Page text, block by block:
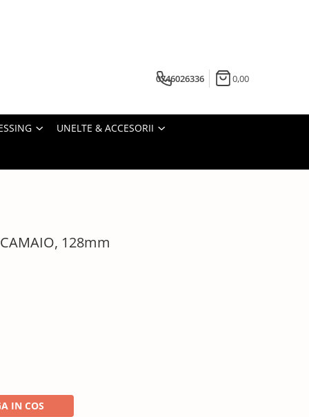
0746026336 0,00
UNELTE & ACCESORII
128mm
IN COS